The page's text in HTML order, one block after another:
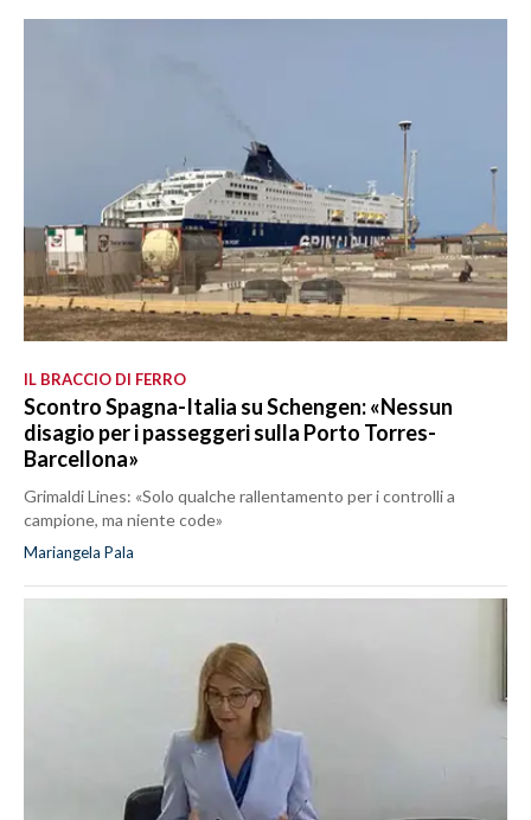
IL BRACCIO DI FERRO
Scontro Spagna-Italia su Schengen: «Nessun
disagio per i passeggeri sulla Porto Torres-
Barcellona»
Grimaldi Lines: «Solo qualche rallentamento per i controlli a
campione, ma niente code»
Mariangela Pala